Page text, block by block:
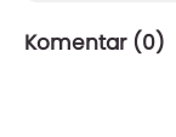
Komentar (0)